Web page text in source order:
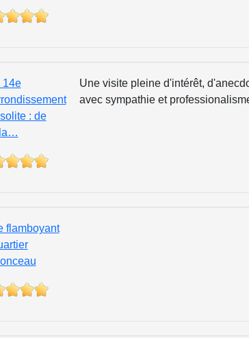
14e
: de
Une visite pleine d'intérêt,
avec sympathie et
flamboyant